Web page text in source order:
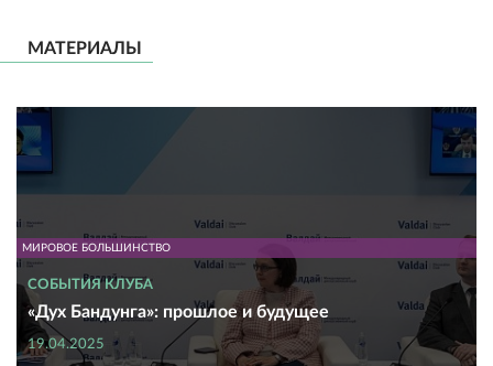
МАТЕРИАЛЫ
СОБЫТИЯ КЛУБА
МИРОВОЕ БОЛЬШИНСТВО
«Дух Бандунга»: прошлое и будущее
19.04.2025